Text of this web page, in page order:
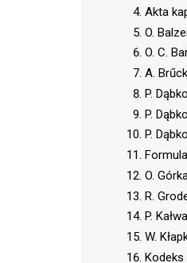
Akta
O.
O. C.
A.
P.
P.
P.
O.
R.
P.
W.
Kodeks